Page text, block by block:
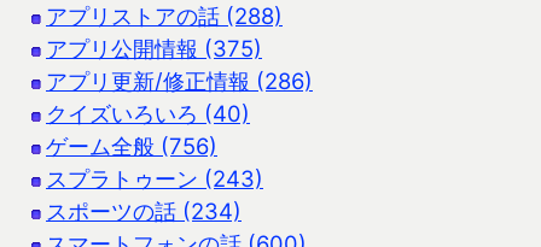
アプリストアの話 (288)
アプリ公開情報 (375)
アプリ更新/修正情報 (286)
クイズいろいろ (40)
ゲーム全般 (756)
スプラトゥーン (243)
スポーツの話 (234)